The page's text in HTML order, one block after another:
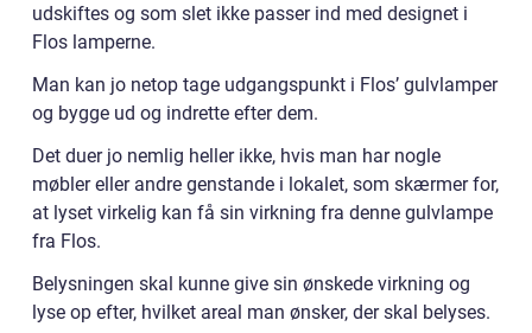
udskiftes og som slet ikke passer ind med designet i
Flos lamperne.
Man kan jo netop tage udgangspunkt i Flos’ gulvlamper
og bygge ud og indrette efter dem.
Det duer jo nemlig heller ikke, hvis man har nogle
møbler eller andre genstande i lokalet, som skærmer for,
at lyset virkelig kan få sin virkning fra denne gulvlampe
fra Flos.
Belysningen skal kunne give sin ønskede virkning og
lyse op efter, hvilket areal man ønsker, der skal belyses.